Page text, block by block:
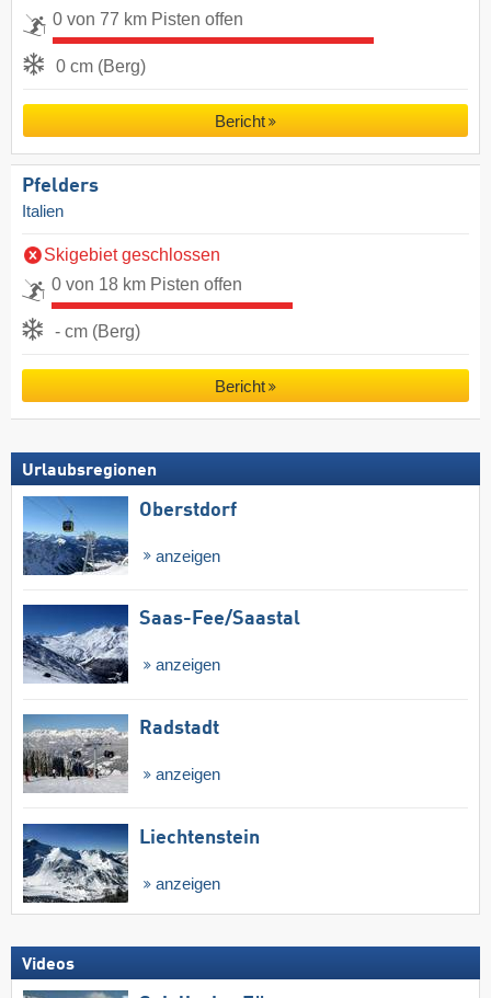
0 von 77 km Pisten offen
0 cm (Berg)
Bericht
Pfelders
Italien
Skigebiet geschlossen
0 von 18 km Pisten offen
- cm (Berg)
Bericht
Urlaubsregionen
Oberstdorf
anzeigen
Saas-Fee/​Saastal
anzeigen
Radstadt
anzeigen
Liechtenstein
anzeigen
Videos